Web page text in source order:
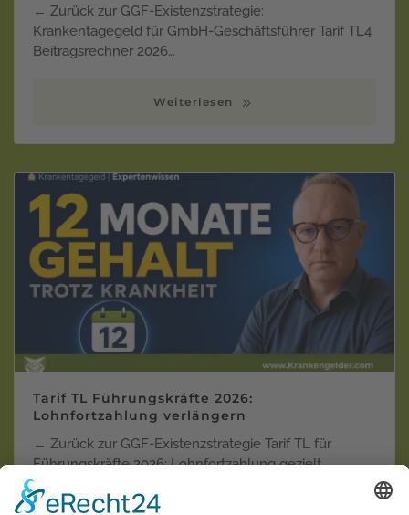
← Zurück zur GGF-Existenzstrategie:
Krankentagegeld für GmbH-Geschäftsführer Tarif TL4
Beitragsrechner 2026…
Weiterlesen
Tarif TL Führungskräfte 2026:
Lohnfortzahlung verlängern
← Zurück zur GGF-Existenzstrategie Tarif TL für
Führungskräfte 2026: Lohnfortzahlung gezielt
verlänger…